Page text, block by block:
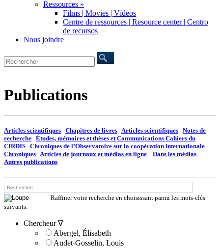
Ressources »
Films | Movies | Vídeos
Centre de ressources | Resource center | Centro
de recursos
Nous joindre
Publications
Articles scientifiques Chapitres de livres Articles scientifiques Notes de
recherche Études, mémoires et thèses et Communications Cahiers du
CIRDIS Chroniques de l’Observatoire sur la coopération internationale
Chroniques Articles de journaux et médias en ligne
Dans les médias
Autres publications
Raffiner votre recherche en choisissant parmi les mots-clés
suivants:
Chercheur ∇
Abergel, Élisabeth
Audet-Gosselin, Louis